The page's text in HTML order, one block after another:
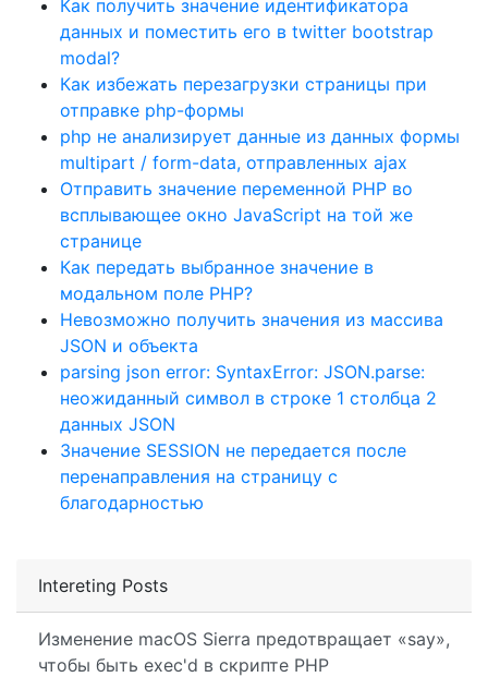
Intereting Posts
Изменение macOS Sierra предотвращает «say»,
чтобы быть exec'd в скрипте PHP
Как получить значение идентификатора
данных и поместить его в twitter bootstrap
modal?
Как избежать перезагрузки страницы при
отправке php-формы
php не анализирует данные из данных формы
multipart / form-data, отправленных ajax
Отправить значение переменной PHP во
всплывающее окно JavaScript на той же
странице
Как передать выбранное значение в
модальном поле PHP?
Невозможно получить значения из массива
JSON и объекта
parsing json error: SyntaxError: JSON.parse:
неожиданный символ в строке 1 столбца 2
данных JSON
Значение SESSION не передается после
перенаправления на страницу с
благодарностью